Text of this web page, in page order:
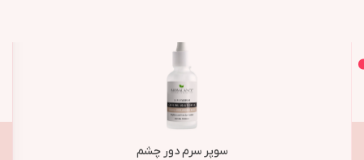
اصل و اورجینال
محصولات مشابه
سوپر سرم دور چشم